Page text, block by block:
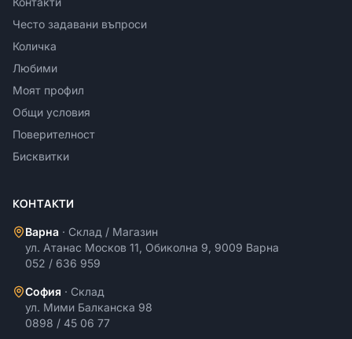
Често задавани въпроси
Количка
Любими
Моят профил
Общи условия
Поверителност
Бисквитки
КОНТАКТИ
Варна · Склад / Магазин
ул. Атанас Москов 11, Обиколна 9, 9009 Варна
052 / 636 959
София · Склад
ул. Мими Балканска 98
0898 / 45 06 77